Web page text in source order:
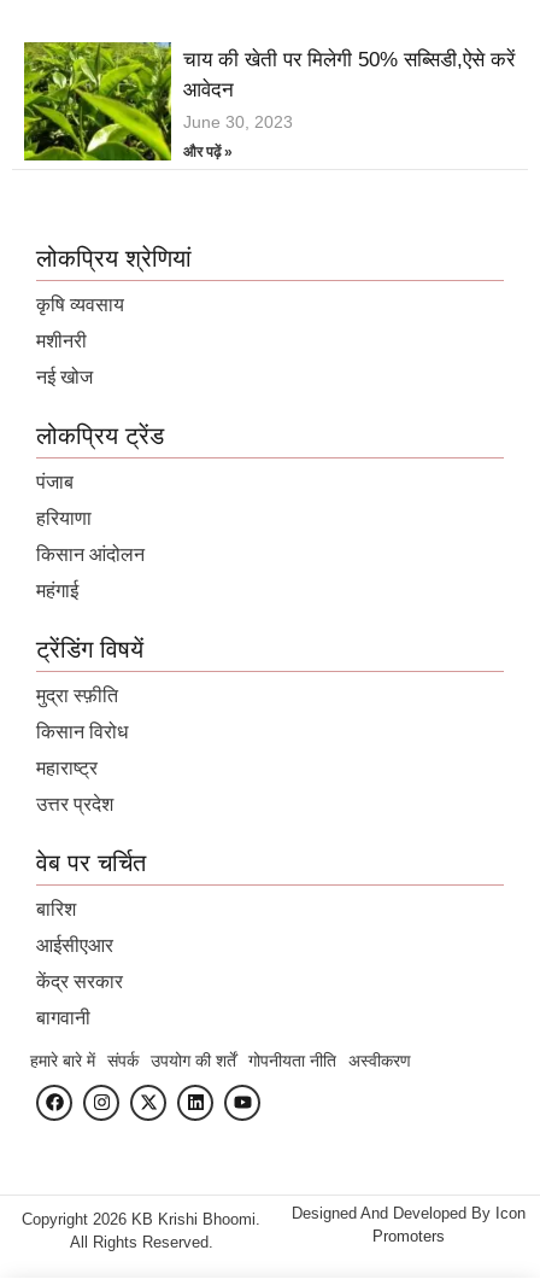
चाय की खेती पर मिलेगी 50% सब्सिडी,ऐसे करें
आवेदन
June 30, 2023
और पढ़ें »
लोकप्रिय श्रेणियां
कृषि व्यवसाय
मशीनरी
नई खोज
लोकप्रिय ट्रेंड
पंजाब
हरियाणा
किसान आंदोलन
महंगाई
ट्रेंडिंग विषयें
मुद्रा स्फ़ीति
किसान विरोध
महाराष्ट्र
उत्तर प्रदेश
वेब पर चर्चित
बारिश
आईसीएआर
केंद्र सरकार
बागवानी
हमारे बारे में संपर्क उपयोग की शर्तें गोपनीयता नीति अस्वीकरण
Copyright 2026 KB Krishi Bhoomi.
All Rights Reserved.
Designed And Developed By Icon
Promoters